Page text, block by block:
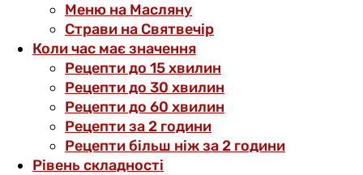
Меню на Масляну
Страви на Святвечір
Коли час має значення
Рецепти до 15 хвилин
Рецепти до 30 хвилин
Рецепти до 60 хвилин
Рецепти за 2 години
Рецепти більш ніж за 2 години
Рівень складності